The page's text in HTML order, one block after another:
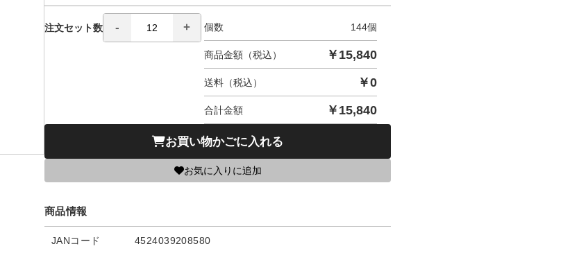
注文セット数 個数 144個
商品金額（税込） ￥ 15,840
送料（税込） ￥0
合計金額 ￥ 15,840
お買い物かごに入れる
お気に入りに追加
商品情報
JANコード 4524039208580